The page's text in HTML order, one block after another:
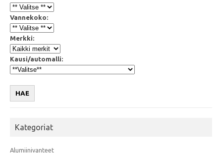
Vannekoko:
Merkki:
Kausi/automalli:
HAE
Kategoriat
Alumiinivanteet